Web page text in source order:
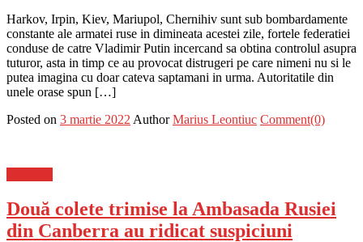
Harkov, Irpin, Kiev, Mariupol, Chernihiv sunt sub bombardamente
constante ale armatei ruse in dimineata acestei zile, fortele federatiei
conduse de catre Vladimir Putin incercand sa obtina controlul asupra
tuturor, asta in timp ce au provocat distrugeri pe care nimeni nu si le
putea imagina cu doar cateva saptamani in urma. Autoritatile din
unele orase spun […]
Posted on 3 martie 2022 Author Marius Leontiuc Comment(0)
Două colete trimise la Ambasada Rusiei
din Canberra au ridicat suspiciuni